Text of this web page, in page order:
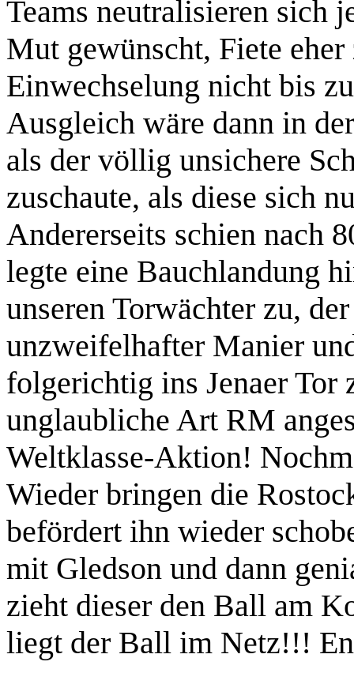
Teams neutralisieren sich
Mut gewünscht, Fiete
Einwechselung nicht bis
Ausgleich wäre dann in
als der völlig unsichere
zuschaute, als diese sich
Andererseits schien nach
legte eine Bauchlandung
unseren Torwächter zu,
unzweifelhafter Manier
folgerichtig ins Jenaer Tor
unglaubliche Art RM
Weltklasse-Aktion!
Wieder bringen die
befördert ihn wieder
mit Gledson und dann
zieht dieser den Ball am
liegt der Ball im Netz!!!